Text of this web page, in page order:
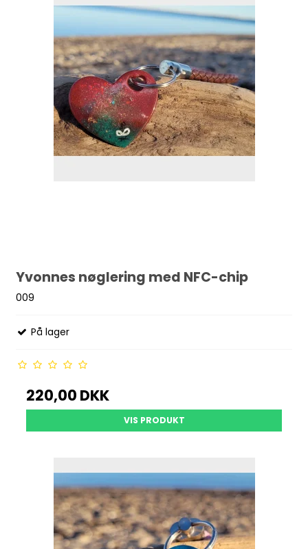
Yvonnes nøglering med NFC-chip
009
På lager
220,00 DKK
VIS PRODUKT